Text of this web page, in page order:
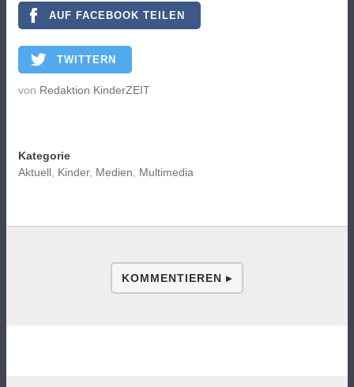
AUF FACEBOOK TEILEN
TWITTERN
von Redaktion KinderZEIT
Kategorie
Aktuell, Kinder, Medien, Multimedia
KOMMENTIEREN ▸